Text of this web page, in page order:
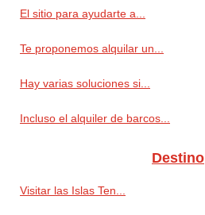
El sitio para ayudarte a...
Te proponemos alquilar un...
Hay varias soluciones si...
Incluso el alquiler de barcos...
Destino
Visitar las Islas Ten...